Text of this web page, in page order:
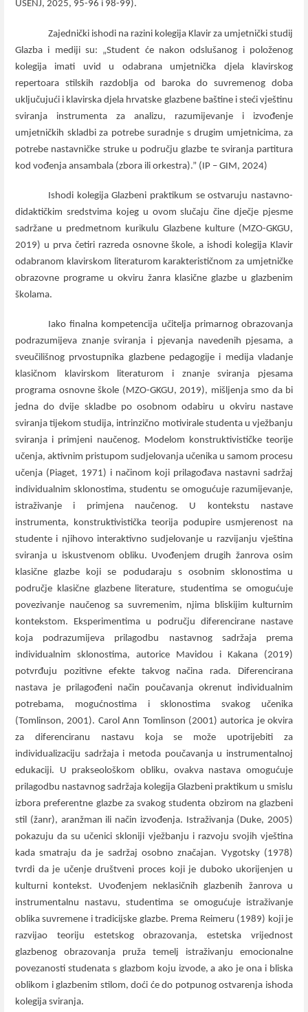
USENJ, 2025, 95-96 i 98-99).
Zajednički ishodi na razini kolegija Klavir za umjetnički studij
Glazba i mediji su: „Student će nakon odslušanog i položenog
kolegija imati uvid u odabrana umjetnička djela klavirskog
repertoara stilskih razdoblja od baroka do suvremenog doba
uključujući i klavirska djela hrvatske glazbene baštine i steći vještinu
sviranja instrumenta za analizu, razumijevanje i izvođenje
umjetničkih skladbi za potrebe suradnje s drugim umjetnicima, za
potrebe nastavničke struke u području glazbe te sviranja partitura
kod vođenja ansambala (zbora ili orkestra).” (IP – GIM, 2024)
Ishodi kolegija Glazbeni praktikum se ostvaruju nastavno-
didaktičkim sredstvima kojeg u ovom slučaju čine dječje pjesme
sadržane u predmetnom kurikulu Glazbene kulture (MZO-GKGU,
2019) u prva četiri razreda osnovne škole, a ishodi kolegija Klavir
odabranom klavirskom literaturom karakterističnom za umjetničke
obrazovne programe u okviru žanra klasične glazbe u glazbenim
školama.
Iako finalna kompetencija učitelja primarnog obrazovanja
podrazumijeva znanje sviranja i pjevanja navedenih pjesama, a
sveučilišnog prvostupnika glazbene pedagogije i medija vladanje
klasičnom klavirskom literaturom i znanje sviranja pjesama
programa osnovne škole (MZO-GKGU, 2019), mišljenja smo da bi
jedna do dvije skladbe po osobnom odabiru u okviru nastave
sviranja tijekom studija, intrinzično motivirale studenta u vježbanju
sviranja i primjeni naučenog. Modelom konstruktivističke teorije
učenja, aktivnim pristupom sudjelovanja učenika u samom procesu
učenja (Piaget, 1971) i načinom koji prilagođava nastavni sadržaj
individualnim sklonostima, studentu se omogućuje razumijevanje,
istraživanje i primjena naučenog. U kontekstu nastave
instrumenta, konstruktivistička teorija podupire usmjerenost na
studente i njihovo interaktivno sudjelovanje u razvijanju vještina
sviranja u iskustvenom obliku. Uvođenjem drugih žanrova osim
klasične glazbe koji se podudaraju s osobnim sklonostima u
područje klasične glazbene literature, studentima se omogućuje
povezivanje naučenog sa suvremenim, njima bliskijim kulturnim
kontekstom. Eksperimentima u području diferencirane nastave
koja podrazumijeva prilagodbu nastavnog sadržaja prema
individualnim sklonostima, autorice Mavidou i Kakana (2019)
potvrđuju pozitivne efekte takvog načina rada. Diferencirana
nastava je prilagođeni način poučavanja okrenut individualnim
potrebama, mogućnostima i sklonostima svakog učenika
(Tomlinson, 2001). Carol Ann Tomlinson (2001)autorica je okvira
za diferenciranu nastavu koja se može upotrijebiti za
individualizaciju sadržaja i metoda poučavanja u instrumentalnoj
edukaciji. U prakseološkom obliku, ovakva nastava omogućuje
prilagodbu nastavnog sadržaja kolegija Glazbeni praktikum u smislu
izbora preferentne glazbe za svakog studenta obzirom na glazbeni
stil (žanr), aranžman ili način izvođenja. Istraživanja (Duke, 2005)
pokazuju da su učenici skloniji vježbanju i razvoju svojih vještina
kada smatraju da je sadržaj osobno značajan. Vygotsky (1978)
tvrdi da je učenje društveni proces koji je duboko ukorijenjen u
kulturni kontekst. Uvođenjem neklasičnih glazbenih žanrova u
instrumentalnu nastavu, studentima se omogućuje istraživanje
oblika suvremene i tradicijske glazbe. Prema Reimeru (1989) koji je
razvijao teoriju estetskog obrazovanja, estetska vrijednost
glazbenog obrazovanja pruža temelj istraživanju emocionalne
povezanosti studenata s glazbom koju izvode, a ako je ona i bliska
oblikom i glazbenim stilom, doći će do potpunog ostvarenja ishoda
kolegija sviranja.